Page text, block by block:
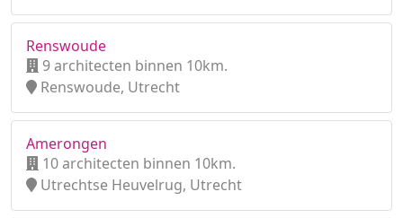
Renswoude
9 architecten binnen 10km.
Renswoude, Utrecht
Amerongen
10 architecten binnen 10km.
Utrechtse Heuvelrug, Utrecht